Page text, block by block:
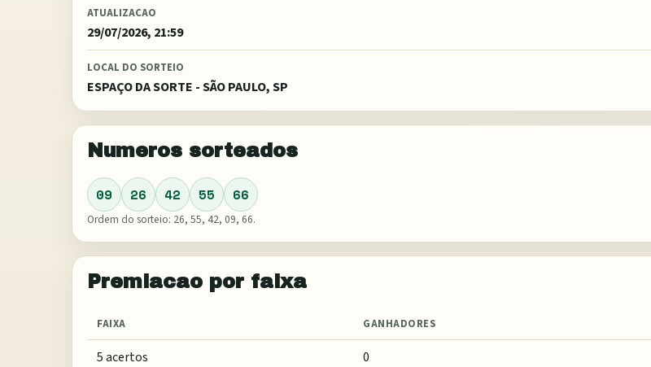
ATUALIZACAO
29/07/2026, 21:59
LOCAL DO SORTEIO
ESPAÇO DA SORTE - SÃO PAULO, SP
Numeros sorteados
09 26 42 55 66
Ordem do sorteio: 26, 55, 42, 09, 66.
Premiacao por faixa
FAIXA GANHADORES
5 acertos 0